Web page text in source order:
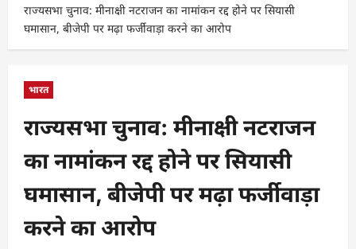
राज्यसभा चुनाव: मीनाक्षी नटराजन का नामांकन रद्द होने पर सियासी
घमासान, बीजेपी पर मढ़ा फर्जीवाड़ा करने का आरोप
भारत
राज्यसभा चुनाव: मीनाक्षी नटराजन
का नामांकन रद्द होने पर सियासी
घमासान, बीजेपी पर मढ़ा फर्जीवाड़ा
करने का आरोप